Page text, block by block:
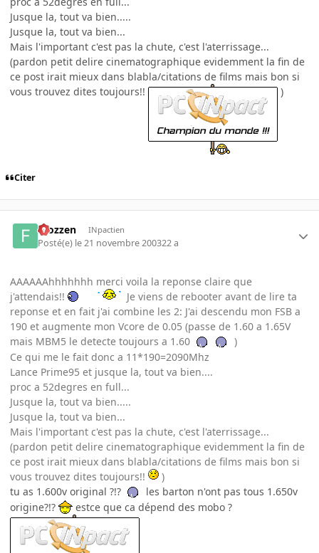
Jusque la, tout va bien.....
Jusque la, tout va bien...
Mais l'important c'est pas la chute, c'est l'aterrissage...
(pardon petit delire cinematographique evidemment la fin de
ce post irait mieux dans blabla/citations de films mais bon si
vous trouvez dites toujours!!
)
Citer
Frozzen INpactien
Posté(e) le 21 novembre 200322 a
AAAAAAhhhhhhh merci voila la reponse claire que
j'attendais!!
Je viens de rebooter avant de lire ta
reponse et en fait j'ai combine les 2: J'ai descendu mon FSB a
190 et augmente mon Vcore de 0.05 (passe de 1.60 a 1.65V
mais MBM5 le detecte toujours a 1.60
)
Ce qui me le fait donc a 11*190=2090Mhz
Lance Prime95 et jusque la, tout va bien....
proc a 52degres en full...
Jusque la, tout va bien.....
Jusque la, tout va bien...
Mais l'important c'est pas la chute, c'est l'aterrissage...
(pardon petit delire cinematographique evidemment la fin de
ce post irait mieux dans blabla/citations de films mais bon si
vous trouvez dites toujours!!
)
tu as 1.600v original ?!?
les barton n'ont pas tous 1.650v
origine?!?
estce que ca dépend des mobo ?